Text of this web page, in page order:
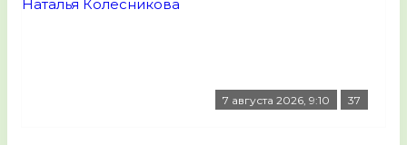
7 августа 2026, 9:10 37